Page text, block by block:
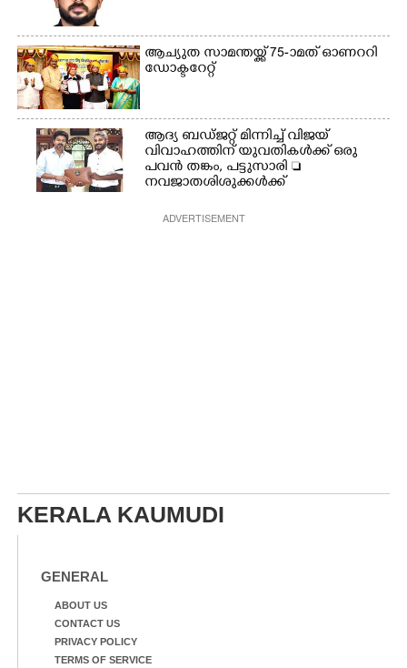
ആച്യുത സാമന്തയ്ക്ക് 75-ാമത് ഓണററി
ഡോക്ടറേറ്റ്
ആദ്യ ബഡ്ജറ്റ് മിന്നിച്ച് വിജയ്
വിവാഹത്തിന് യുവതികൾക്ക് ഒരു
പവൻ തങ്കം, പട്ടുസാരി 
നവജാതശിശുക്കൾക്ക്
സൈക്കിൾ
ADVERTISEMENT
KERALA KAUMUDI
GENERAL
ABOUT US
CONTACT US
PRIVACY POLICY
TERMS OF SERVICE